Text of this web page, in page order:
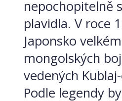
nepochopitelně
plavidla. V roce
Japonsko
mongolských
vedených
Podle legendy